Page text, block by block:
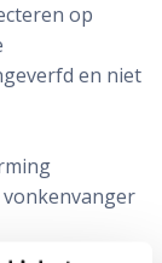
op
en niet
vonkenvanger